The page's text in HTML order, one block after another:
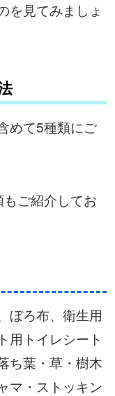
を見てみましょ
めて5種類にご
ご紹介してお
ぼろ布、衛生用
用トイレシート
ち葉・草・樹木
マ・ストッキン